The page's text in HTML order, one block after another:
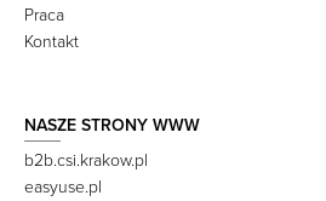
Praca
Kontakt
NASZE STRONY WWW
b2b.csi.krakow.pl
easyuse.pl